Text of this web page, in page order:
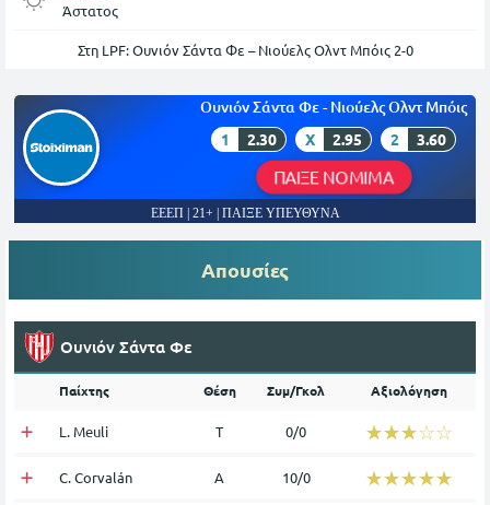
Άστατος
Στη LPF: Ουνιόν Σάντα Φε – Νιούελς Ολντ Μπόις 2-0
Ουνιόν Σάντα Φε - Νιούελς Ολντ Μπόις
1 2.30 X 2.95 2 3.60
ΠΑΙΞΕ ΝΟΜΙΜΑ
ΕΕΕΠ | 21+ | ΠΑΙΞΕ ΥΠΕΥΘΥΝΑ
Απουσίες
Ουνιόν Σάντα Φε
Παίχτης Θέση Συμ/Γκολ Αξιολόγηση
L. Meuli Τ 0/0 ☆☆☆☆☆
★★★★★
C. Corvalán Α 10/0 ☆☆☆☆☆
★★★★★